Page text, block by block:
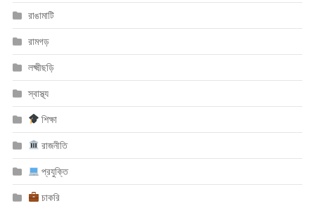
রাঙামাটি
রামগড়
লক্ষ্মীছড়ি
স্বাস্থ্য
শিক্ষা
রাজনীতি
প্রযুক্তি
চাকরি